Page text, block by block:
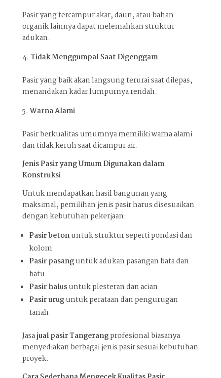
Pasir yang tercampur akar, daun, atau bahan
organik lainnya dapat melemahkan struktur
adukan.
Tidak Menggumpal Saat Digenggam
Pasir yang baik akan langsung terurai saat dilepas,
menandakan kadar lumpurnya rendah.
Warna Alami
Pasir berkualitas umumnya memiliki warna alami
dan tidak keruh saat dicampur air.
Jenis Pasir yang Umum Digunakan dalam
Konstruksi
Untuk mendapatkan hasil bangunan yang
maksimal, pemilihan jenis pasir harus disesuaikan
dengan kebutuhan pekerjaan:
Pasir betonuntuk struktur seperti pondasi dan
kolom
Pasir pasanguntuk adukan pasangan bata dan
batu
Pasir halusuntuk plesteran dan acian
Pasir uruguntuk perataan dan pengurugan
tanah
Jasajual pasir Tangerangprofesional biasanya
menyediakan berbagai jenis pasir sesuai kebutuhan
proyek.